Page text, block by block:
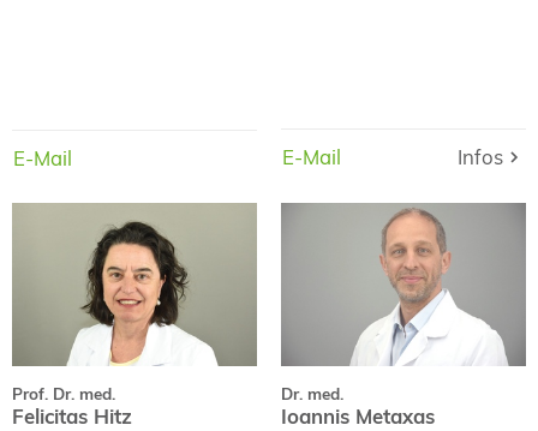
E-Mail E-Mail Infos
E-Mail
Infos
Prof. Dr. med.
Felicitas Hitz
Felicitas Hitz
Curriculum Vitae
Dr. med.
Ioannis Metaxas
Ioannis Metaxas
Curriculum Vitae